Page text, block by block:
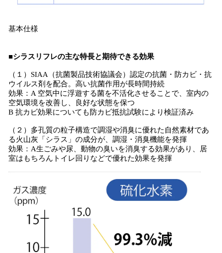
基本仕様
■シラスリフレの主な特長と期待できる効果
（１）SIAA（抗菌製品技術協議会）認定の抗菌・防カビ・抗
ウイルス剤を配合。高い抗菌作用が長時間持続
効果：A 空気中に浮遊する菌を不活化させることで、室内の
空気環境を改善し、良好な状態を保つ
B 抗カビ効果についても防カビ抵抗試験により検証済み
（２）多孔質の粒子構造で調湿や消臭に優れた自然素材であ
る火山灰「シラス」の成分が、調湿・消臭機能を発揮
効果：A生ごみや尿、動物の臭いを消臭する効果があり、居
室はもちろんトイレ回りなどで優れた効果を発揮